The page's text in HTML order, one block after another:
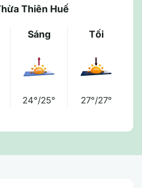
Thiên Huế
Sáng
24°/25°
Tối
27°/27°